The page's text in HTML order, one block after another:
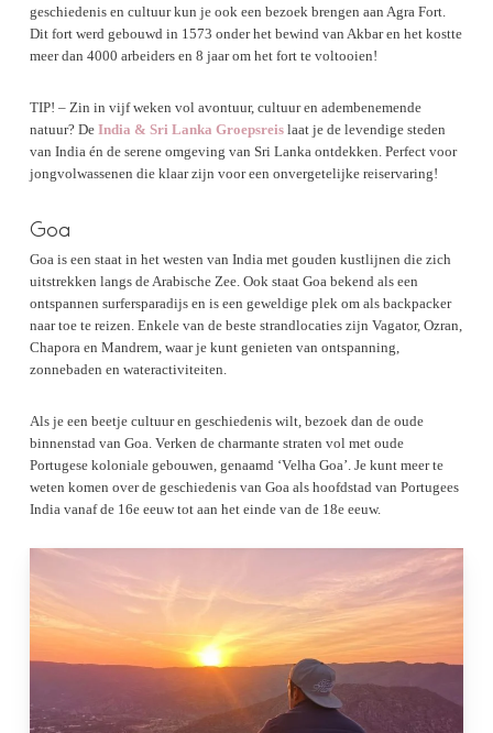
geschiedenis en cultuur kun je ook een bezoek brengen aan Agra Fort.
Dit fort werd gebouwd in 1573 onder het bewind van Akbar en het kostte
meer dan 4000 arbeiders en 8 jaar om het fort te voltooien!
TIP! – Zin in vijf weken vol avontuur, cultuur en adembenemende
natuur? De India & Sri Lanka Groepsreislaat je de levendige steden
van India én de serene omgeving van Sri Lanka ontdekken. Perfect voor
jongvolwassenen die klaar zijn voor een onvergetelijke reiservaring!
Goa
Goa is een staat in het westen van India met gouden kustlijnen die zich
uitstrekken langs de Arabische Zee. Ook staat Goa bekend als een
ontspannen surfersparadijs en is een geweldige plek om als backpacker
naar toe te reizen. Enkele van de beste strandlocaties zijn Vagator, Ozran,
Chapora en Mandrem, waar je kunt genieten van ontspanning,
zonnebaden en wateractiviteiten.
Als je een beetje cultuur en geschiedenis wilt, bezoek dan de oude
binnenstad van Goa. Verken de charmante straten vol met oude
Portugese koloniale gebouwen, genaamd ‘Velha Goa’. Je kunt meer te
weten komen over de geschiedenis van Goa als hoofdstad van Portugees
India vanaf de 16e eeuw tot aan het einde van de 18e eeuw.